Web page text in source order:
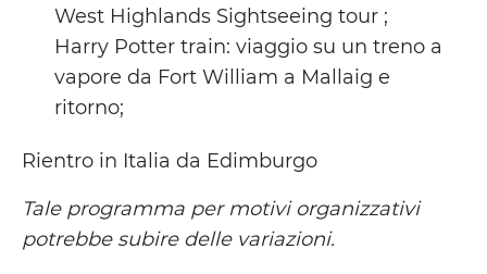
West Highlands Sightseeing tour ;
Harry Potter train: viaggio su un treno a
vapore da Fort William a Mallaig e
ritorno;
Rientro in Italia da Edimburgo
Tale programma per motivi organizzativi
potrebbe subire delle variazioni.